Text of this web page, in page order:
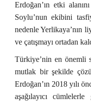
Erdoğan’ın etki
Soylu’nun ekibini
nedenle Yerlikaya’nın
ve çatışmayı ortadan
Türkiye’nin en önemli
mutlak bir şekilde
Erdoğan’ın 2018 yılı
aşağılayıcı